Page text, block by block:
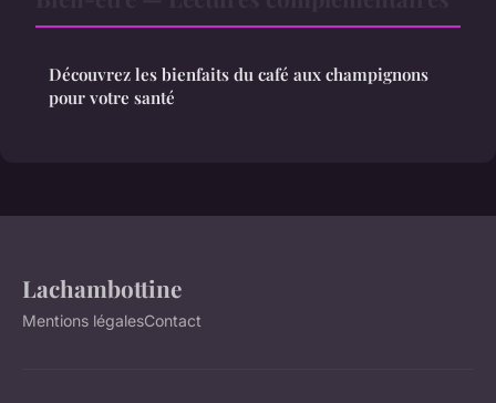
Découvrez les bienfaits du café aux champignons
pour votre santé
Lachambottine
Mentions légalesContact